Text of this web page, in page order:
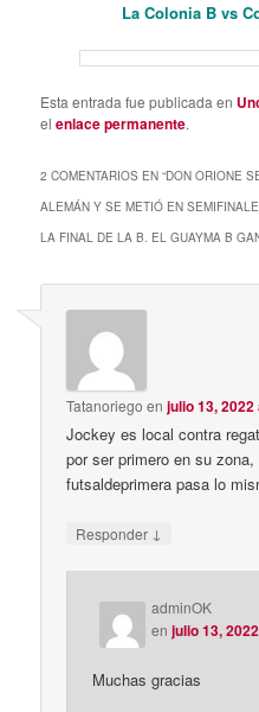
La Colonia B vs
Esta entrada fue publicada en
elenlace permanente.
2 COMENTARIOS EN “DON ORIONE
ALEMÁN Y SE METIÓ EN
LA FINAL DE LA B. EL GUAYMA B
Tatanoriego enjulio 13,
Jockey es local contra
por ser primero en su
futsaldeprimera pasa lo
Responder ↓
adminOK
enjulio 13,
Muchas gracias